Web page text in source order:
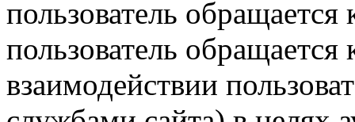
пользователь обращается
пользователь обращается
взаимодействии